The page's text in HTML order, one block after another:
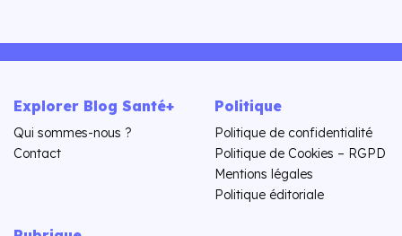
Explorer Blog Santé+
Qui sommes-nous ?
Contact
Politique
Politique de confidentialité
Politique de Cookies – RGPD
Mentions légales
Politique éditoriale